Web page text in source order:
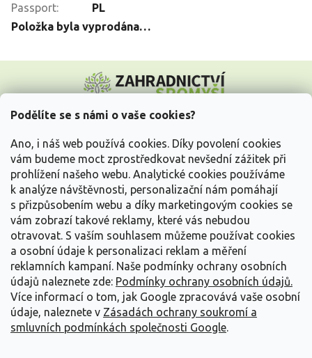
Podělíte se s námi o vaše cookies?
Ano, i náš web používá cookies. Díky povolení cookies
vám budeme moct zprostředkovat nevšední zážitek při
prohlížení našeho webu. Analytické cookies používáme
k analýze návštěvnosti, personalizační nám pomáhají
s přizpůsobením webu a díky marketingovým cookies se
vám zobrazí takové reklamy, které vás nebudou
otravovat. S vaším souhlasem můžeme používat cookies
a osobní údaje k personalizaci reklam a měření
reklamních kampaní. Naše podmínky ochrany osobních
údajů naleznete zde: Podmínky ochrany osobních údajů.
Více informací o tom, jak Google zpracovává vaše osobní
údaje, naleznete v Zásadách ochrany soukromí a
smluvních podmínkách společnosti Google.
Passport:
PL
Položka byla vyprodána…
p
Vše o nákupu
Informace pro Vás
Kontakujte nás